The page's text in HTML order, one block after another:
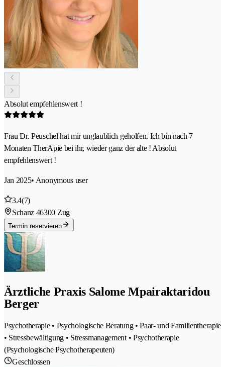
Absolut empfehlenswert !
Frau Dr. Peuschel hat mir unglaublich geholfen. Ich bin nach 7
Monaten TherApie bei ihr, wieder ganz der alte ! Absolut
empfehlenswert !
Jan 2025• Anonymous user
3.4(7)
Schanz 46300 Zug
Termin reservieren
Ärztliche Praxis Salome Mpairaktaridou
Berger
Psychotherapie • Psychologische Beratung • Paar- und Familientherapie
• Stressbewältigung • Stressmanagement • Psychotherapie
(Psychologische Psychotherapeuten)
Geschlossen